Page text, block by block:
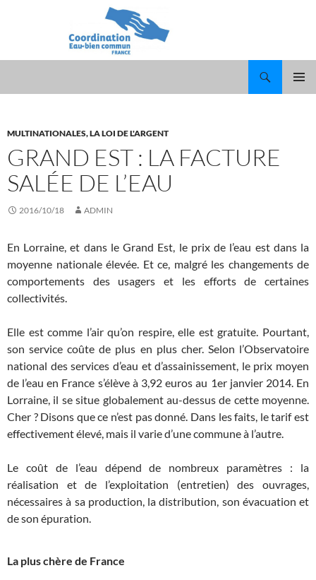
MULTINATIONALES, LA LOI DE L'ARGENT
GRAND EST : LA FACTURE
SALÉE DE L’EAU
2016/10/18 ADMIN
En Lorraine, et dans le Grand Est, le prix de l’eau est dans la
moyenne nationale élevée. Et ce, malgré les changements de
comportements des usagers et les efforts de certaines
collectivités.
Elle est comme l’air qu’on respire, elle est gratuite. Pourtant,
son service coûte de plus en plus cher. Selon l’Observatoire
national des services d’eau et d’assainissement, le prix moyen
de l’eau en France s’élève à 3,92 euros au 1er janvier 2014. En
Lorraine, il se situe globalement au-dessus de cette moyenne.
Cher ? Disons que ce n’est pas donné. Dans les faits, le tarif est
effectivement élevé, mais il varie d’une commune à l’autre.
Le coût de l’eau dépend de nombreux paramètres : la
réalisation et de l’exploitation (entretien) des ouvrages,
nécessaires à sa production, la distribution, son évacuation et
de son épuration.
La plus chère de France